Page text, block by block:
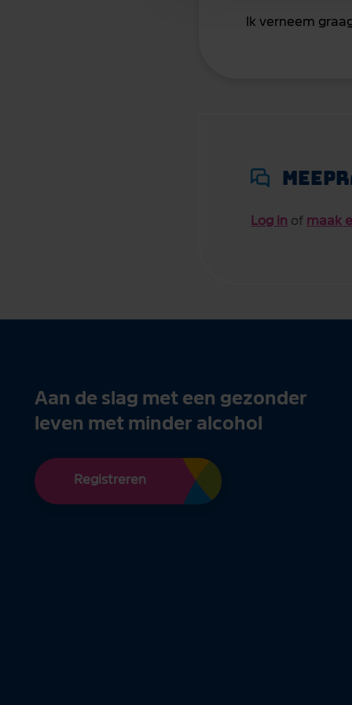
Ik verneem
Log in of maak
Aan de slag met een gezonder
leven met minder alcohol
Registreren